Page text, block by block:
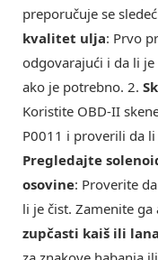
preporučuje se
kvalitet ulja: Prvo
odgovarajući i da li
ako je potrebno. 2.
Koristite OBD-II
P0011 i proverili da
Pregledajte
osovine: Proverite
li je čist. Zamenite
zupčasti kaiš ili